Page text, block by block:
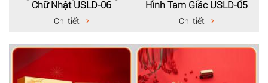
Chữ Nhật USLD-06
Chi tiết
Hình Tam Giác USLD-05
Chi tiết